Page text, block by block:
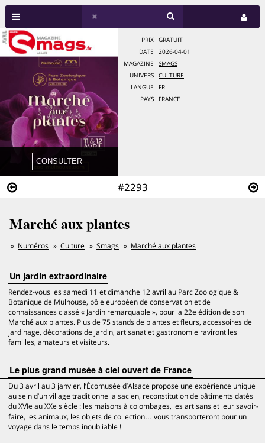
#2293
PRIX
GRATUIT
DATE
2026-04-01
MAGAZINE
SMAGS
UNIVERS
CULTURE
LANGUE
FR
PAYS
FRANCE
Marché aux plantes
Numéros Culture Smags Marché aux plantes
Un jardin extraordinaire
Rendez-vous les samedi 11 et dimanche 12 avril au Parc Zoologique &
Botanique de Mulhouse, pôle européen de conservation et de
connaissances classé « Jardin remarquable », pour la 22e édition de son
Marché aux plantes. Plus de 75 stands de plantes et fleurs, accessoires de
jardinage, décorations de jardin, artisanat et gastronomie raviront les
familles, amateurs et visiteurs.
Le plus grand musée à ciel ouvert de France
Du 3 avril au 3 janvier, l’Écomusée d’Alsace propose une expérience unique
au sein d’un village traditionnel alsacien, reconstitution de bâtiments datés
du XVIe au XXe siècle : les maisons à colombages, les artisans et leur savoir-
faire, les animaux, les objets de collection… vous transporteront pour un
voyage dans le temps inoubliable !